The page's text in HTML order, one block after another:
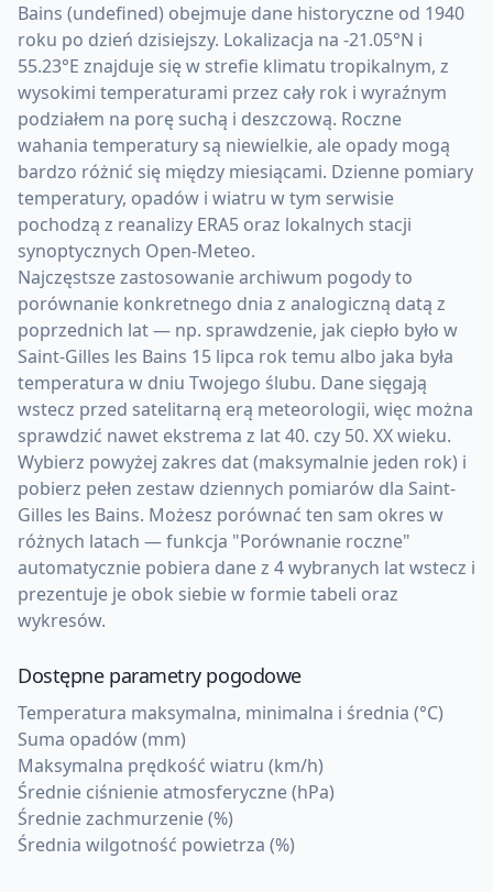
Bains (undefined) obejmuje dane historyczne od 1940
roku po dzień dzisiejszy. Lokalizacja na -21.05°N i
55.23°E znajduje się w strefie klimatu tropikalnym, z
wysokimi temperaturami przez cały rok i wyraźnym
podziałem na porę suchą i deszczową. Roczne
wahania temperatury są niewielkie, ale opady mogą
bardzo różnić się między miesiącami. Dzienne pomiary
temperatury, opadów i wiatru w tym serwisie
pochodzą z reanalizy ERA5 oraz lokalnych stacji
synoptycznych Open-Meteo.
Najczęstsze zastosowanie archiwum pogody to
porównanie konkretnego dnia z analogiczną datą z
poprzednich lat — np. sprawdzenie, jak ciepło było w
Saint-Gilles les Bains 15 lipca rok temu albo jaka była
temperatura w dniu Twojego ślubu. Dane sięgają
wstecz przed satelitarną erą meteorologii, więc można
sprawdzić nawet ekstrema z lat 40. czy 50. XX wieku.
Wybierz powyżej zakres dat (maksymalnie jeden rok) i
pobierz pełen zestaw dziennych pomiarów dla Saint-
Gilles les Bains. Możesz porównać ten sam okres w
różnych latach — funkcja "Porównanie roczne"
automatycznie pobiera dane z 4 wybranych lat wstecz i
prezentuje je obok siebie w formie tabeli oraz
wykresów.
Dostępne parametry pogodowe
Temperatura maksymalna, minimalna i średnia (°C)
Suma opadów (mm)
Maksymalna prędkość wiatru (km/h)
Średnie ciśnienie atmosferyczne (hPa)
Średnie zachmurzenie (%)
Średnia wilgotność powietrza (%)